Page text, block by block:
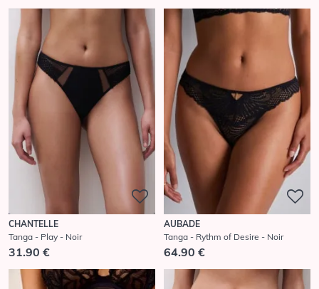
CHANTELLE
Tanga - Play - Noir
31.90 €
AUBADE
Tanga - Rythm of Desire - Noir
64.90 €